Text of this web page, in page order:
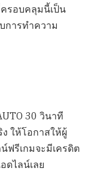
ครอบคลุมนี้เป็น
การทำความ
30 วินาที
ให้โอกาสให้ผู้
ฟรีเกมจะมีเครดิต
ดไลน์เลย